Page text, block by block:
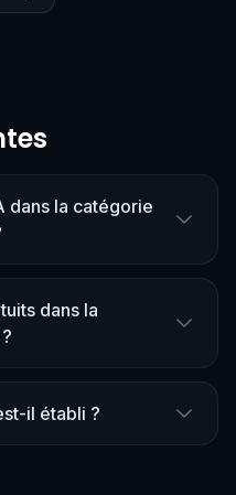
dans la catégorie
dans la
il établi ?